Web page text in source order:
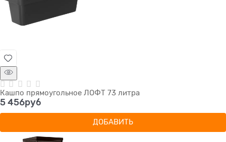
Кашпо прямоугольное ЛОФТ 73 литра
5 456руб
ДОБАВИТЬ